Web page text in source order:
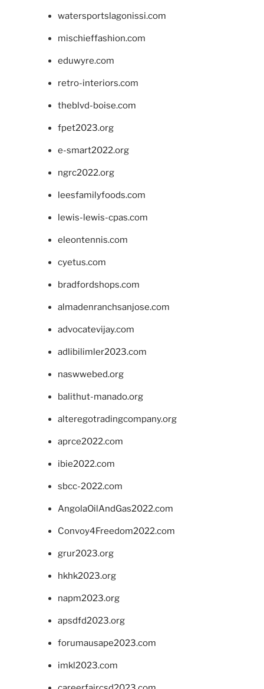
watersportslagonissi.com
mischieffashion.com
eduwyre.com
retro-interiors.com
theblvd-boise.com
fpet2023.org
e-smart2022.org
ngrc2022.org
leesfamilyfoods.com
lewis-lewis-cpas.com
eleontennis.com
cyetus.com
bradfordshops.com
almadenranchsanjose.com
advocatevijay.com
adlibilimler2023.com
naswwebed.org
balithut-manado.org
alteregotradingcompany.org
aprce2022.com
ibie2022.com
sbcc-2022.com
AngolaOilAndGas2022.com
Convoy4Freedom2022.com
grur2023.org
hkhk2023.org
napm2023.org
apsdfd2023.org
forumausape2023.com
imkl2023.com